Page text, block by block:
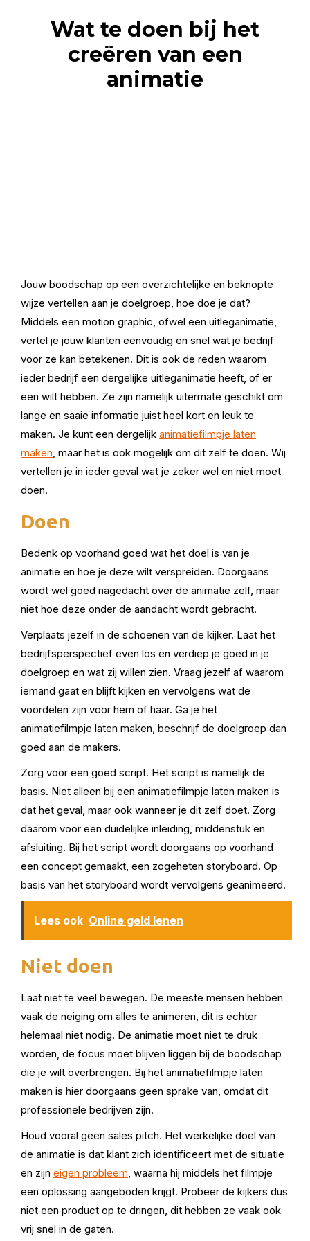
Wat te doen bij het
creëren van een
animatie
Jouw boodschap op een overzichtelijke en beknopte
wijze vertellen aan je doelgroep, hoe doe je dat?
Middels een motion graphic, ofwel een uitleganimatie,
vertel je jouw klanten eenvoudig en snel wat je bedrijf
voor ze kan betekenen. Dit is ook de reden waarom
ieder bedrijf een dergelijke uitleganimatie heeft, of er
een wilt hebben. Ze zijn namelijk uitermate geschikt om
lange en saaie informatie juist heel kort en leuk te
maken. Je kunt een dergelijk animatiefilmpje laten
maken, maar het is ook mogelijk om dit zelf te doen. Wij
vertellen je in ieder geval wat je zeker wel en niet moet
doen.
Doen
Bedenk op voorhand goed wat het doel is van je
animatie en hoe je deze wilt verspreiden. Doorgaans
wordt wel goed nagedacht over de animatie zelf, maar
niet hoe deze onder de aandacht wordt gebracht.
Verplaats jezelf in de schoenen van de kijker. Laat het
bedrijfsperspectief even los en verdiep je goed in je
doelgroep en wat zij willen zien. Vraag jezelf af waarom
iemand gaat en blijft kijken en vervolgens wat de
voordelen zijn voor hem of haar. Ga je het
animatiefilmpje laten maken, beschrijf de doelgroep dan
goed aan de makers.
Zorg voor een goed script. Het script is namelijk de
basis. Niet alleen bij een animatiefilmpje laten maken is
dat het geval, maar ook wanneer je dit zelf doet. Zorg
daarom voor een duidelijke inleiding, middenstuk en
afsluiting. Bij het script wordt doorgaans op voorhand
een concept gemaakt, een zogeheten storyboard. Op
basis van het storyboard wordt vervolgens geanimeerd.
Lees ook Online geld lenen
Niet doen
Laat niet te veel bewegen. De meeste mensen hebben
vaak de neiging om alles te animeren, dit is echter
helemaal niet nodig. De animatie moet niet te druk
worden, de focus moet blijven liggen bij de boodschap
die je wilt overbrengen. Bij het animatiefilmpje laten
maken is hier doorgaans geen sprake van, omdat dit
professionele bedrijven zijn.
Houd vooral geen sales pitch. Het werkelijke doel van
de animatie is dat klant zich identificeert met de situatie
en zijn eigen probleem, waarna hij middels het filmpje
een oplossing aangeboden krijgt. Probeer de kijkers dus
niet een product op te dringen, dit hebben ze vaak ook
vrij snel in de gaten.